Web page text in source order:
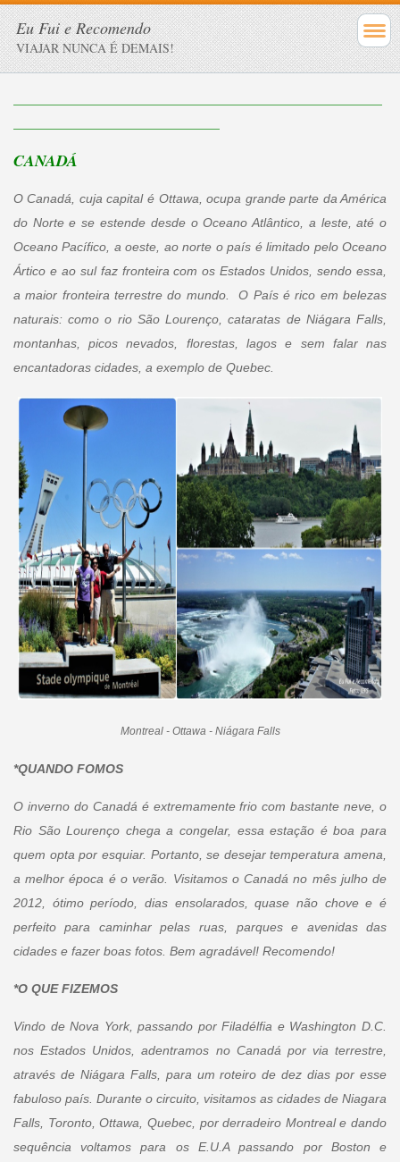
Eu Fui e Recomendo
VIAJAR NUNCA É DEMAIS!
CANADÁ
O Canadá, cuja capital é Ottawa, ocupa grande parte da América
do Norte e se estende desde o Oceano Atlântico, a leste, até o
Oceano Pacífico, a oeste, ao norte o país é limitado pelo Oceano
Ártico e ao sul faz fronteira com os Estados Unidos, sendo essa,
a maior fronteira terrestre do mundo. O País é rico em belezas
naturais: como o rio São Lourenço, cataratas de Niágara Falls,
montanhas, picos nevados, florestas, lagos e sem falar nas
encantadoras cidades, a exemplo de Quebec.
Montreal - Ottawa - Niágara Falls
*QUANDO FOMOS
O inverno do Canadá é extremamente frio com bastante neve, o
Rio São Lourenço chega a congelar, essa estação é boa para
quem opta por esquiar. Portanto, se desejar temperatura amena,
a melhor época é o verão. Visitamos o Canadá no mês julho de
2012, ótimo período, dias ensolarados, quase não chove e é
perfeito para caminhar pelas ruas, parques e avenidas das
cidades e fazer boas fotos. Bem agradável! Recomendo!
*O QUE FIZEMOS
Vindo de Nova York, passando por Filadélfia e Washington D.C.
nos Estados Unidos, adentramos no Canadá por via terrestre,
através de Niágara Falls, para um roteiro de dez dias por esse
fabuloso país. Durante o circuito, visitamos as cidades de Niagara
Falls, Toronto, Ottawa, Quebec, por derradeiro Montreal e dando
sequência voltamos para os E.U.A passando por Boston e